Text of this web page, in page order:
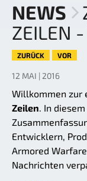
NEWS
ZEILEN -
ZURÜCK VOR
12 MAI | 2016
Willkommen zur
Zeilen. In
Entwicklern,
Armored
Nachrichten